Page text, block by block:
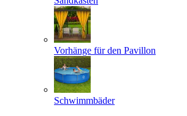
Vorhänge für den Pavillon
Schwimmbäder